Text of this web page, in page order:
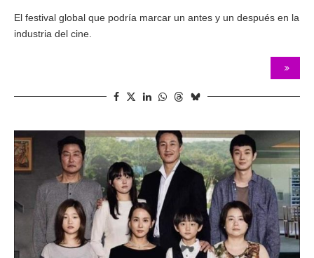
El festival global que podría marcar un antes y un después en la
industria del cine.